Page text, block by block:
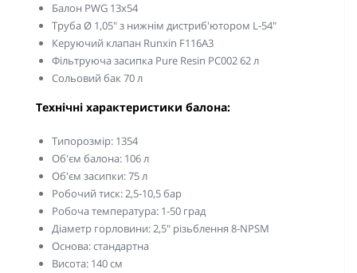
Балон PWG 13х54
Труба Ø 1,05" з нижнім дистриб'ютором L-54"
Керуючий клапан Runxin F116A3
Фільтруюча засипка Pure Resin PC002 62 л
Сольовий бак 70 л
Технічні характеристики балона:
Типорозмір: 1354
Об'єм балона: 106 л
Об'єм засипки: 75 л
Робочий тиск: 2,5-10,5 бар
Робоча температура: 1-50 град
Діаметр горловини: 2,5" різьблення 8-NPSM
Основа: стандартна
Висота: 140 см